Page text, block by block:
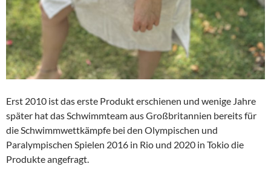
Erst 2010 ist das erste Produkt erschienen und wenige Jahre
später hat das Schwimmteam aus Großbritannien bereits für
die Schwimmwettkämpfe bei den Olympischen und
Paralympischen Spielen 2016 in Rio und 2020 in Tokio die
Produkte angefragt.